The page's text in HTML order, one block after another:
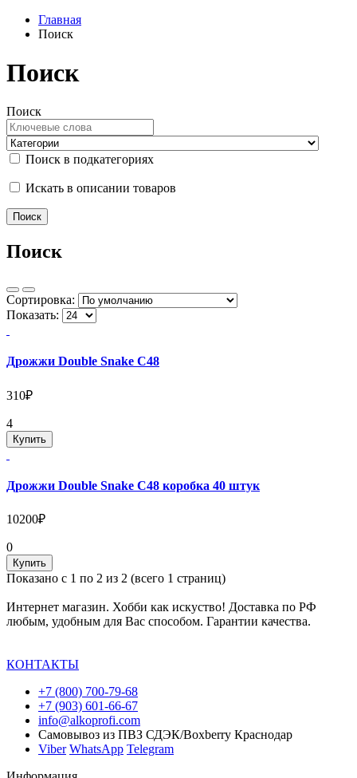
Главная
Поиск
Поиск
Поиск
Поиск в подкатегориях
Искать в описании товаров
Поиск
Сортировка:
Показать:
Дрожжи Double Snake C48
310₽
4
Купить
Дрожжи Double Snake C48 коробка 40 штук
10200₽
0
Купить
Показано с 1 по 2 из 2 (всего 1 страниц)
Интернет магазин. Хобби как искуство! Доставка по РФ
любым, удобным для Вас способом. Гарантии качества.
КОНТАКТЫ
+7 (800) 700-79-68
+7 (903) 601-66-67
info@alkoprofi.com
Самовывоз из ПВЗ СДЭК/Boxberry Краснодар
Viber WhatsApp Telegram